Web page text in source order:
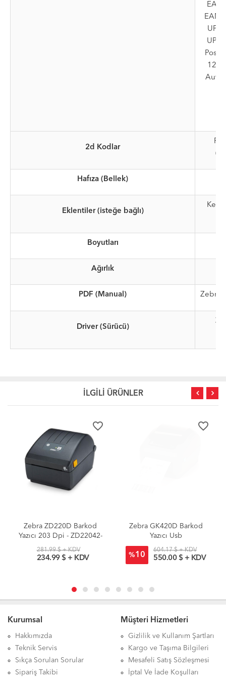
EAN-
128
Auto,
2d Kodlar
Hafıza (Bellek)
Eklentiler (isteğe bağlı)
Boyutları
Ağırlık
PDF (Manual) Zebra
Driver (Sürücü)
İLGİLİ ÜRÜNLER
favorite_border
Zebra ZD220D Barkod
Yazıcı 203 Dpi - ZD22042-
D0EG00EZ
281.99 $ + KDV
234.99 $ + KDV
favorite_border
Zebra GK420D Barkod
Yazıcı Usb
%10
604.17 $ + KDV
550.00 $ + KDV
Kurumsal
Hakkımızda
Teknik Servis
Sıkça Sorulan Sorular
Sipariş Takibi
Müşteri Hizmetleri
Gizlilik ve Kullanım Şartları
Kargo ve Taşıma Bilgileri
Mesafeli Satış Sözleşmesi
İptal Ve İade Koşulları